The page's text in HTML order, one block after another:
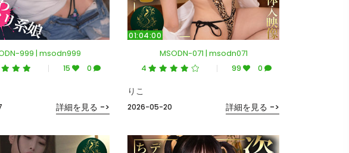
999 | msodn999
15 0
詳細を見る ->
01:04:00
MSODN-071 | msodn071
4 99 0
2026-05-20
りこ
詳細を見る ->